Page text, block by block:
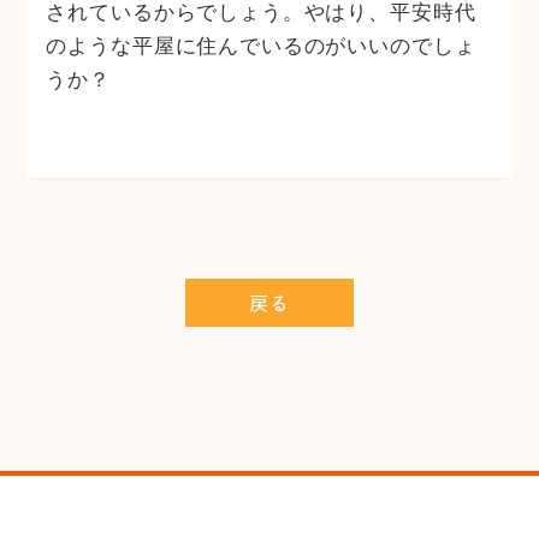
されているからでしょう。やはり、平安時代
のような平屋に住んでいるのがいいのでしょ
うか？
戻る